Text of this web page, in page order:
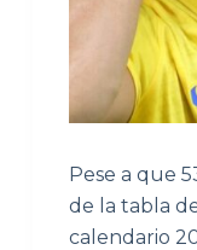
Pese a que
de la tabla
calendario